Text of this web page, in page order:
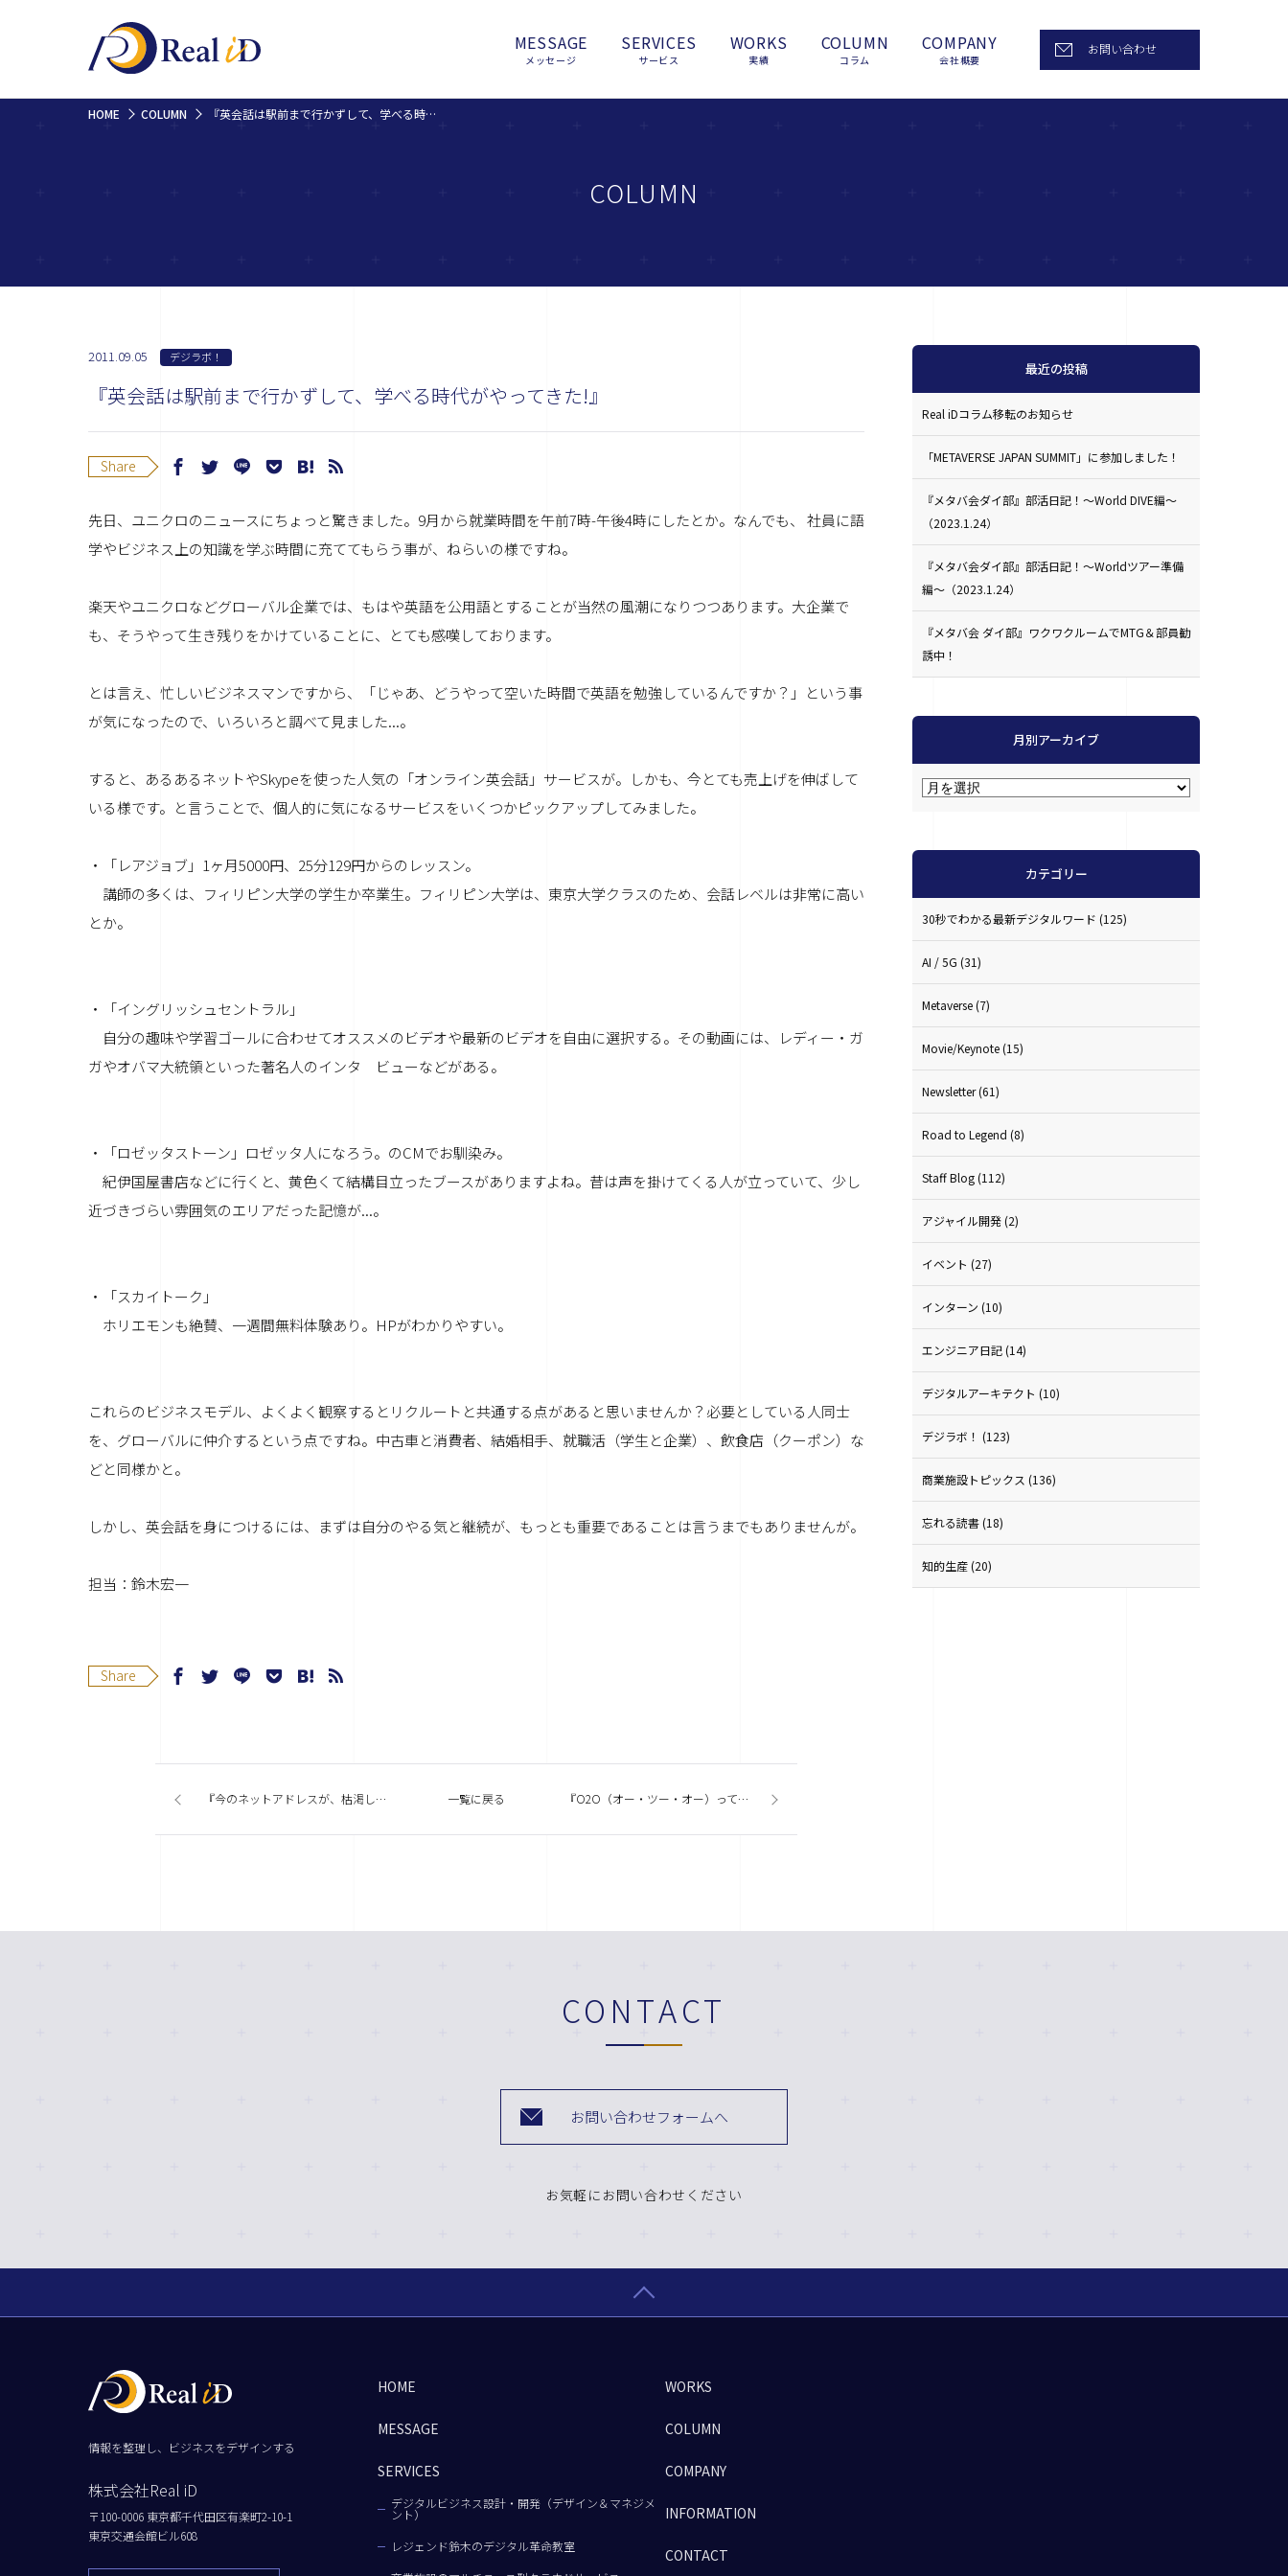
MESSAGE
メッセージ
SERVICES
サービス
WORKS
実績
COLUMN
コラム
COMPANY
会社概要
お問い合わせ
HOME COLUMN 『英会話は駅前まで行かずして、学べる時代がやってきた!』
COLUMN
2011.09.05 デジラボ！
『英会話は駅前まで行かずして、学べる時代がやってきた!』
Share
先日、ユニクロのニュースにちょっと驚きました。9月から就業時間を午前7時-午後4時にしたとか。なんでも、 社員に語
学やビジネス上の知識を学ぶ時間に充ててもらう事が、ねらいの様ですね。
楽天やユニクロなどグローバル企業では、もはや英語を公用語とすることが当然の風潮になりつつあります。大企業で
も、そうやって生き残りをかけていることに、とても感嘆しております。
とは言え、忙しいビジネスマンですから、「じゃあ、どうやって空いた時間で英語を勉強しているんですか？」という事
が気になったので、いろいろと調べて見ました...。
すると、あるあるネットやSkypeを使った人気の「オンライン英会話」サービスが。しかも、今とても売上げを伸ばして
いる様です。と言うことで、個人的に気になるサービスをいくつかピックアップしてみました。
・「レアジョブ」1ヶ月5000円、25分129円からのレッスン。
講師の多くは、フィリピン大学の学生か卒業生。フィリピン大学は、東京大学クラスのため、会話レベルは非常に高い
とか。
・「イングリッシュセントラル」
自分の趣味や学習ゴールに合わせてオススメのビデオや最新のビデオを自由に選択する。その動画には、レディー・ガ
ガやオバマ大統領といった著名人のインタ ビューなどがある。
・「ロゼッタストーン」ロゼッタ人になろう。のCMでお馴染み。
紀伊国屋書店などに行くと、黄色くて結構目立ったブースがありますよね。昔は声を掛けてくる人が立っていて、少し
近づきづらい雰囲気のエリアだった記憶が...。
・「スカイトーク」
ホリエモンも絶賛、一週間無料体験あり。HPがわかりやすい。
これらのビジネスモデル、よくよく観察するとリクルートと共通する点があると思いませんか？必要としている人同士
を、グローバルに仲介するという点ですね。中古車と消費者、結婚相手、就職活（学生と企業）、飲食店（クーポン）な
どと同様かと。
しかし、英会話を身につけるには、まずは自分のやる気と継続が、もっとも重要であることは言うまでもありませんが。
担当：鈴木宏一
Share
『今のネットアドレスが、枯渇したって本当ですか？』 一覧に戻る 『O2O（オー・ツー・オー）って何だ？』
最近の投稿
Real iDコラム移転のお知らせ
「METAVERSE JAPAN SUMMIT」に参加しました！
『メタバ会ダイ部』部活日記！〜World DIVE編〜
（2023.1.24）
『メタバ会ダイ部』部活日記！〜Worldツアー準備
編〜（2023.1.24）
『メタバ会 ダイ部』ワクワクルームでMTG＆部員勧
誘中！
月別アーカイブ
カテゴリー
30秒でわかる最新デジタルワード (125)
AI / 5G (31)
Metaverse(7)
Movie/Keynote(15)
Newsletter(61)
Road to Legend (8)
Staff Blog(112)
アジャイル開発(2)
イベント (27)
インターン (10)
エンジニア日記(14)
デジタルアーキテクト (10)
デジラボ！ (123)
商業施設トピックス (136)
忘れる読書(18)
知的生産(20)
CONTACT
お問い合わせフォームへ
お気軽にお問い合わせください
情報を整理し、ビジネスをデザインする
株式会社Real iD
〒100-0006 東京都千代田区有楽町2-10-1
東京交通会館ビル608
HOME
MESSAGE
SERVICES
デジタルビジネス設計・開発（デザイン＆マネジメ
ント）
レジェンド鈴木のデジタル革命教室
WORKS
COLUMN
COMPANY
INFORMATION
CONTACT